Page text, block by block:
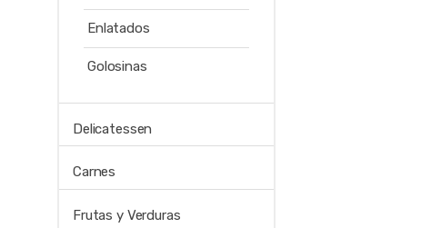
Enlatados
Golosinas
Delicatessen
Carnes
Frutas y Verduras